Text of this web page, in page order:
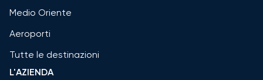
Medio Oriente
Aeroporti
Tutte le destinazioni
L'AZIENDA